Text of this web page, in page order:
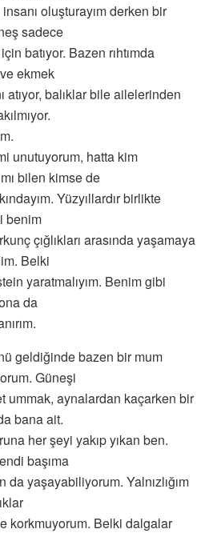
oluşturayım derken bir
sadece
batıyor. Bazen rıhtımda
ekmek
atıyor, balıklar bile ailelerinden
unutuyorum, hatta kim
bilen kimse de
Yüzyıllardır birlikte
benim
çığlıkları arasında yaşamaya
Belki
yaratmalıyım. Benim gibi
da
geldiğinde bazen bir mum
Güneşi
ummak, aynalardan kaçarken bir
bana ait.
her şeyi yakıp yıkan ben.
başıma
yaşayabiliyorum. Yalnızlığım
korkmuyorum. Belki dalgalar